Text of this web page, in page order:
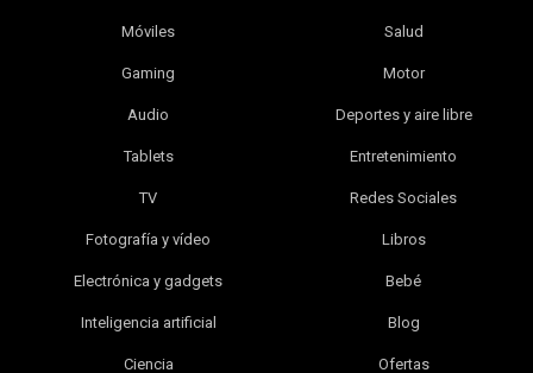
Móviles
Gaming
Audio
Tablets
TV
Fotografía y vídeo
Electrónica y gadgets
Inteligencia artificial
Ciencia
Salud
Motor
Deportes y aire libre
Entretenimiento
Redes Sociales
Libros
Bebé
Blog
Ofertas